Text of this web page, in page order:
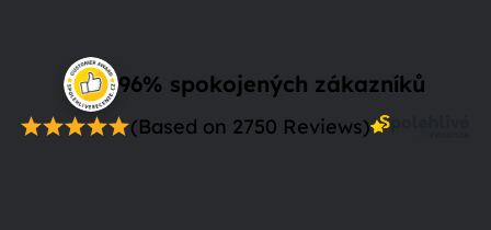
96% spokojených zákazníků
(Based on 2750 Reviews)